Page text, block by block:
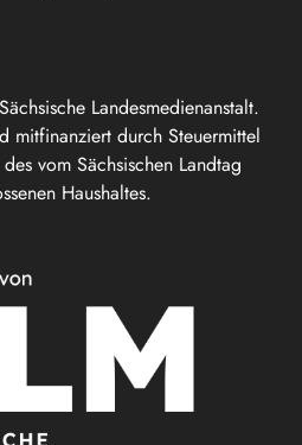
Landesmedienanstalt.
mitfinanziert durch Steuermittel
vom Sächsischen Landtag
Haushaltes.